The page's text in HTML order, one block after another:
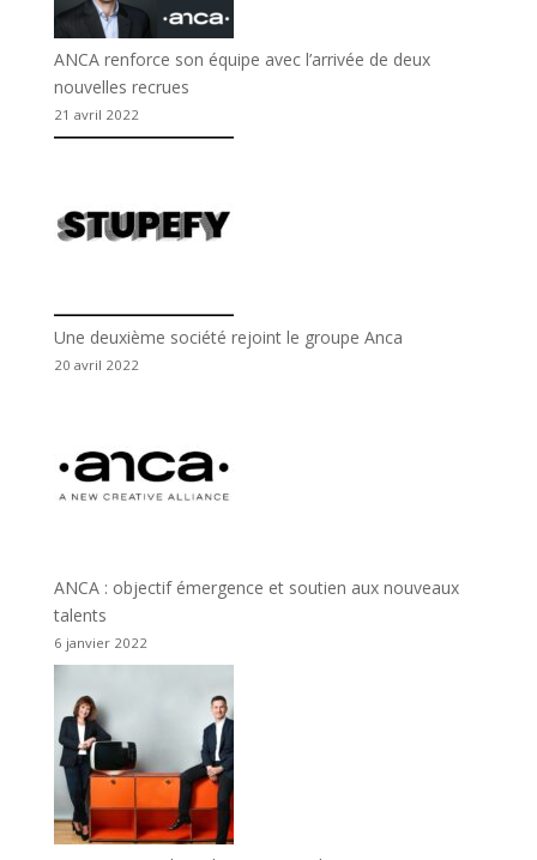
ANCA renforce son équipe avec l’arrivée de deux
nouvelles recrues
21 avril 2022
Une deuxième société rejoint le groupe Anca
20 avril 2022
ANCA : objectif émergence et soutien aux nouveaux
talents
6 janvier 2022